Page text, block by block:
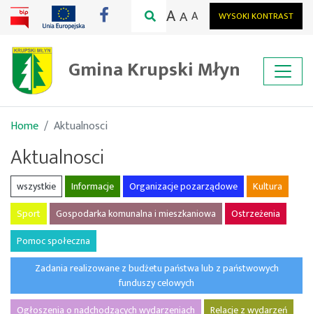
WYSOKI KONTRAST
AA A
Gmina Krupski Młyn
Home Aktualnosci
Aktualnosci
wszystkie Informacje Organizacje pozarządowe
Kultura
Sport
Gospodarka komunalna i mieszkaniowa
Ostrzeżenia
Pomoc społeczna
Zadania realizowane z budżetu państwa lub z państwowych
funduszy celowych
Ogłoszenia o nadchodzących wydarzeniach
Relacje z wydarzeń